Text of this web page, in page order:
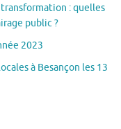
: quelles
public ?
2023
à Besançon les 13